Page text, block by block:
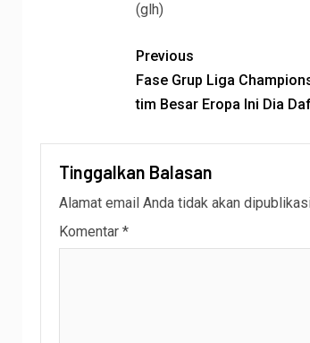
(glh)
Previous
Fase Grup Liga
tim Besar Eropa Ini Dia
Tinggalkan Balasan
Alamat email Anda tidak akan
Komentar *